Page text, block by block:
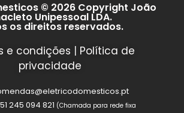
© 2026 Copyright João
Unipessoal LDA.
os direitos reservados.
e condições | Política de
privacidade
245 094 821 (Chamada para rede fixa